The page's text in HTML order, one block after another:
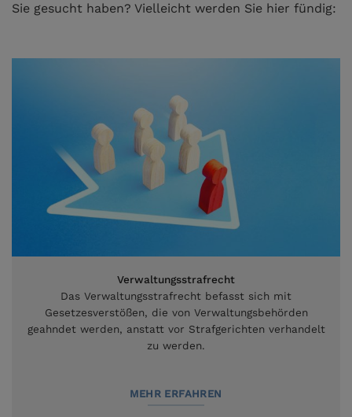
Sie gesucht haben? Vielleicht werden Sie hier fündig:
Verwaltungsstrafrecht
Das Verwaltungsstrafrecht befasst sich mit
Gesetzesverstößen, die von Verwaltungsbehörden
geahndet werden, anstatt vor Strafgerichten verhandelt
zu werden.
MEHR ERFAHREN